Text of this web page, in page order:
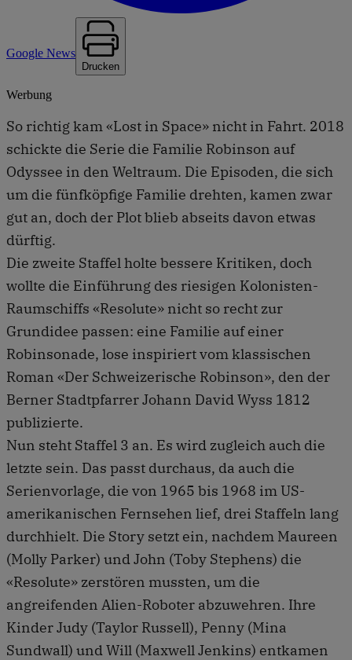
Google News
Drucken
Werbung
So richtig kam «Lost in Space» nicht in Fahrt. 2018
schickte die Serie die Familie Robinson auf
Odyssee in den Weltraum. Die Episoden, die sich
um die fünfköpfige Familie drehten, kamen zwar
gut an, doch der Plot blieb abseits davon etwas
dürftig.
Die zweite Staffel holte bessere Kritiken, doch
wollte die Einführung des riesigen Kolonisten-
Raumschiffs «Resolute» nicht so recht zur
Grundidee passen: eine Familie auf einer
Robinsonade, lose inspiriert vom klassischen
Roman «Der Schweizerische Robinson», den der
Berner Stadtpfarrer Johann David Wyss 1812
publizierte.
Nun steht Staffel 3 an. Es wird zugleich auch die
letzte sein. Das passt durchaus, da auch die
Serienvorlage, die von 1965 bis 1968 im US-
amerikanischen Fernsehen lief, drei Staffeln lang
durchhielt. Die Story setzt ein, nachdem Maureen
(Molly Parker) und John (Toby Stephens) die
«Resolute» zerstören mussten, um die
angreifenden Alien-Roboter abzuwehren. Ihre
Kinder Judy (Taylor Russell), Penny (Mina
Sundwall) und Will (Maxwell Jenkins) entkamen